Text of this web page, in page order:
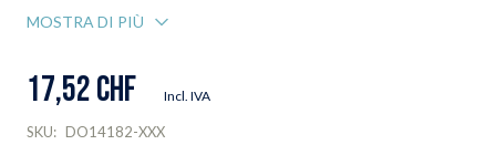
MOSTRA DI PIÙ
17,52 CHF Incl. IVA
SKU: DO14182-XXX